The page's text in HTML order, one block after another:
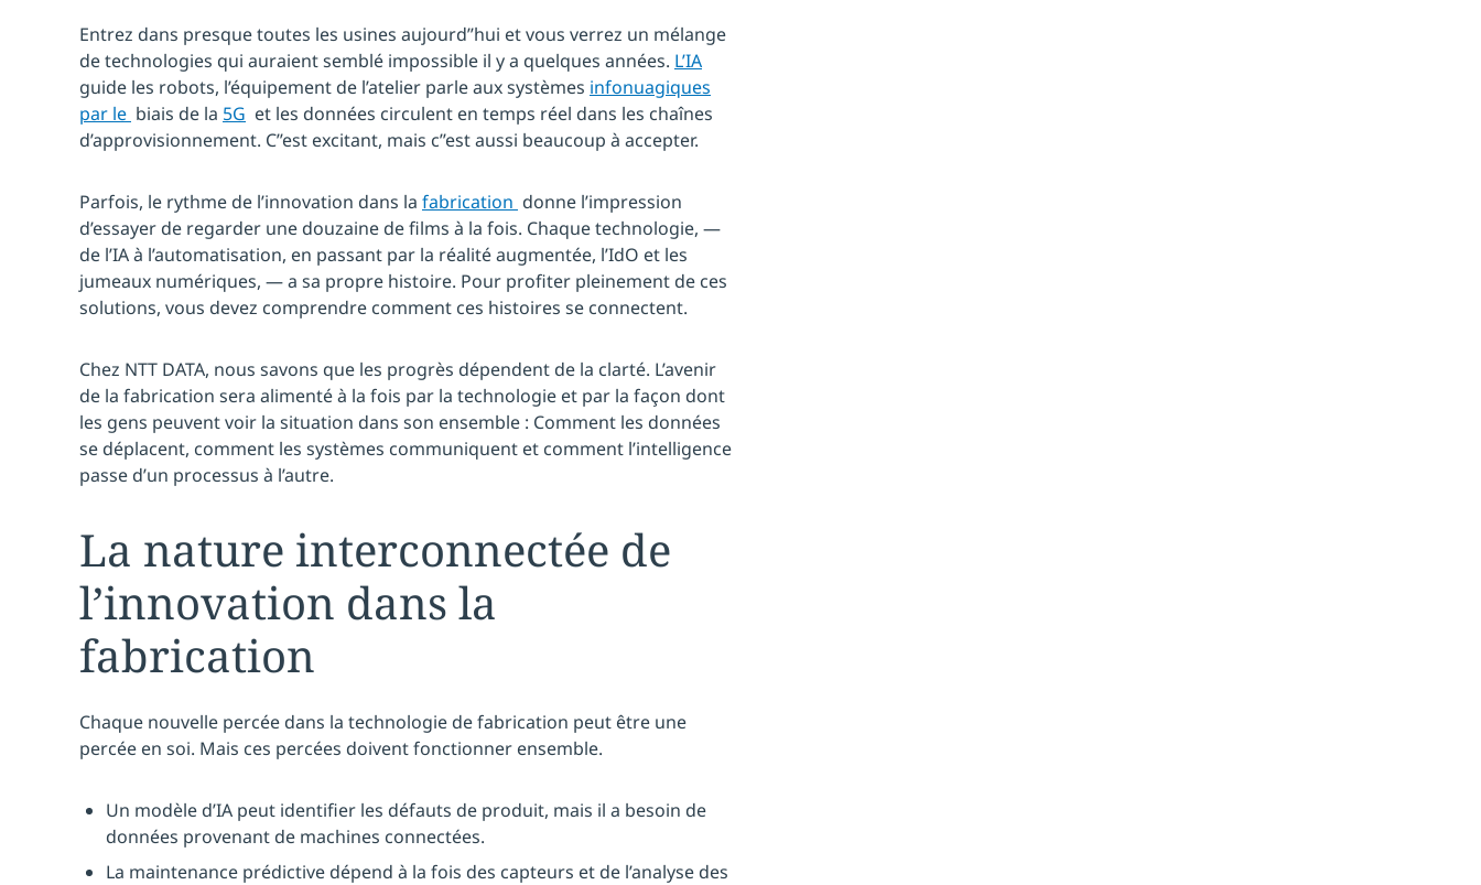
Entrez dans presque toutes les usines aujourd’’hui et vous verrez un mélange
de technologies qui auraient semblé impossible il y a quelques années. L’IA
guide les robots, l’équipement de l’atelier parle aux systèmes infonuagiques
par le biais de la 5G et les données circulent en temps réel dans les chaînes
d’approvisionnement. C’’est excitant, mais c’’est aussi beaucoup à accepter.
Parfois, le rythme de l’innovation dans la fabrication donne l’impression
d’essayer de regarder une douzaine de films à la fois. Chaque technologie, —
de l’IA à l’automatisation, en passant par la réalité augmentée, l’IdO et les
jumeaux numériques, — a sa propre histoire. Pour profiter pleinement de ces
solutions, vous devez comprendre comment ces histoires se connectent.
Chez NTT DATA, nous savons que les progrès dépendent de la clarté. L’avenir
de la fabrication sera alimenté à la fois par la technologie et par la façon dont
les gens peuvent voir la situation dans son ensemble : Comment les données
se déplacent, comment les systèmes communiquent et comment l’intelligence
passe d’un processus à l’autre.
La nature interconnectée de
l’innovation dans la
fabrication
Chaque nouvelle percée dans la technologie de fabrication peut être une
percée en soi. Mais ces percées doivent fonctionner ensemble.
Un modèle d’IA peut identifier les défauts de produit, mais il a besoin de
données provenant de machines connectées.
La maintenance prédictive dépend à la fois des capteurs et de l’analyse des